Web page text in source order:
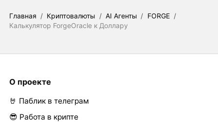
Главная / Криптовалюты / AI Агенты / FORGE /
Калькулятор ForgeOracle к Доллару
О проекте
🤘 Паблик в телеграм
😎 Работа в крипте